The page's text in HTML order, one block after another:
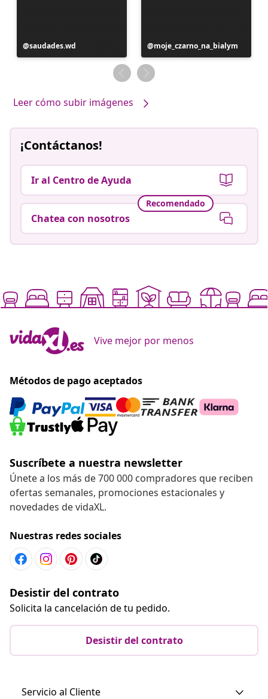
Publicación
realizada
saudades.wd
Publicación
realizada
por
moje_czarno_na_bialym
Leer cómo subir imágenes
¡Contáctanos!
Ir al Centro de Ayuda
Recomendado
Chatea con nosotros
Vive mejor por menos
Métodos de pago aceptados
Suscríbete a nuestra newsletter
Únete a los más de 700 000 compradores que reciben
ofertas semanales, promociones estacionales y
novedades de vidaXL.
Nuestras redes sociales
Desistir del contrato
Solicita la cancelación de tu pedido.
Desistir del contrato
Servicio al Cliente